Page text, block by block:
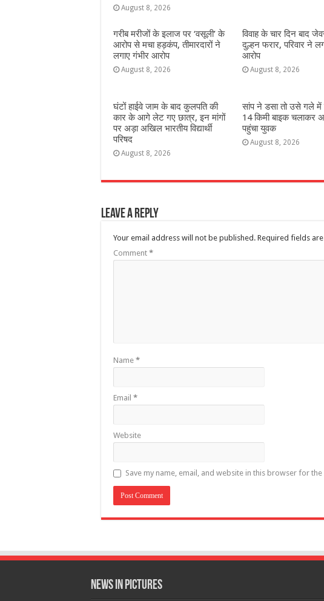
August 8, 2026
गरीब मरीजों के इलाज पर ‘वसूली’ के
आरोप से मचा हड़कंप, तीमारदारों ने
लगाए गंभीर आरोप
August 8, 2026
विवाह के चार दिन बाद
दुल्हन फरार, परिवार ने
आरोप
August 8, 2026
घंटों हाईवे जाम के बाद कुलपति की
कार के आगे लेट गए छात्र, इन मांगों
पर अड़ा अखिल भारतीय विद्यार्थी
परिषद
August 8, 2026
सांप ने डसा तो उसे गले
14 किमी बाइक चलाकर
पहुंचा युवक
August 8, 2026
Leave a Reply
Your email address will not be published. Required fields
Comment *
Name *
Email *
Website
Save my name, email, and website in this browser for
News in Pictures